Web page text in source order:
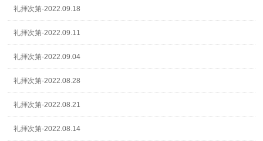
礼拝次第-2022.09.18
礼拝次第-2022.09.11
礼拝次第-2022.09.04
礼拝次第-2022.08.28
礼拝次第-2022.08.21
礼拝次第-2022.08.14